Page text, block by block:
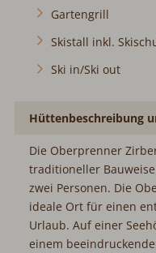
Gartengrill
Skistall inkl.
Ski in/Ski out
Hüttenbeschreibung
Die Oberprenner
traditioneller
zwei Personen. Die
ideale Ort für einen
Urlaub. Auf einer
einem